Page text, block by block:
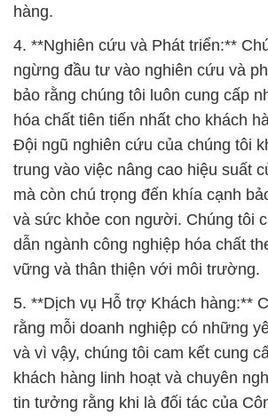
hàng.
4. **Nghiên cứu và Phát triển:**
ngừng đầu tư vào nghiên cứu và
bảo rằng chúng tôi luôn cung cấp
hóa chất tiên tiến nhất cho khách
Đội ngũ nghiên cứu của chúng tôi
trung vào việc nâng cao hiệu suất
mà còn chú trọng đến khía cạnh
và sức khỏe con người. Chúng tôi
dẫn ngành công nghiệp hóa chất
vững và thân thiện với môi trường.
5. **Dịch vụ Hỗ trợ Khách hàng:**
rằng mỗi doanh nghiệp có những
và vì vậy, chúng tôi cam kết cung
khách hàng linh hoạt và chuyên
tin tưởng rằng khi là đối tác của